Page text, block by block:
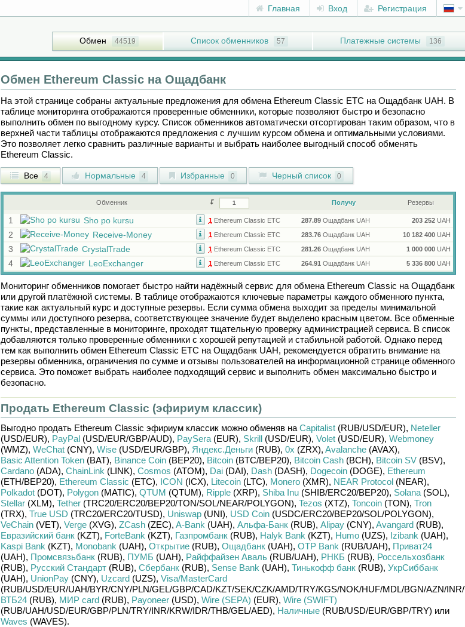
Главная Вход Регистрация
Обмен 44519 Список обменников 57 Платежные системы 136
Обмен Ethereum Classicна Ощадбанк
На этой странице собраны актуальные предложения для обмена Ethereum Classic ETC на Ощадбанк UAH. В
таблице мониторинга отображаются проверенные обменники, которые позволяют быстро и безопасно
выполнить обмен по выгодному курсу. Список обменников автоматически отсортирован таким образом, что в
верхней части таблицы отображаются предложения с лучшим курсом обмена и оптимальными условиями.
Это позволяет легко сравнить различные варианты и выбрать наиболее выгодный способ обменять
Ethereum Classic.
Все 4 Нормальные 4 Избранные 0 Черный список 0
Обменник Получу Резервы
1 Sho po kursu 1Ethereum Classic ETC 287.89Ощадбанк UAH 203 252UAH
2 Receive-Money 1Ethereum Classic ETC 283.76Ощадбанк UAH 10 182 400UAH
3 CrystalTrade 1Ethereum Classic ETC 281.26Ощадбанк UAH 1 000 000UAH
4 LeoExchanger 1Ethereum Classic ETC 264.91 Ощадбанк UAH 5 336 800UAH
Мониторинг обменников помогает быстро найти надёжный сервис для обмена Ethereum Classic на Ощадбанк
или другой платёжной системы. В таблице отображаются ключевые параметры каждого обменного пункта,
такие как актуальный курс и доступные резервы. Если сумма обмена выходит за пределы минимальной
суммы или доступного резерва, соответствующее значение будет выделено красным цветом. Все обменные
пункты, представленные в мониторинге, проходят тщательную проверку администрацией сервиса. В список
добавляются только проверенные обменники с хорошей репутацией и стабильной работой. Однако перед
тем как выполнить обмен Ethereum Classic ETC на Ощадбанк UAH, рекомендуется обратить внимание на
резервы обменника, ограничения по сумме и отзывы пользователей на информационной странице обменного
сервиса. Это поможет выбрать наиболее подходящий сервис и выполнить обмен максимально быстро и
безопасно.
Продать Ethereum Classic (эфириум классик)
Выгодно продать Ethereum Classic эфириум классикможно обменяв на Capitalist(RUB/USD/EUR), Neteller
(USD/EUR), PayPal(USD/EUR/GBP/AUD), PaySera(EUR), Skrill(USD/EUR), Volet(USD/EUR), Webmoney
(WMZ), WeChat(CNY), Wise(USD/EUR/GBP), Яндекс.Деньги(RUB), 0x (ZRX), Avalanche(AVAX),
Basic Attention Token(BAT), Binance Coin(BEP20), Bitcoin(BTC/BEP20), Bitcoin Cash(BCH), Bitcoin SV(BSV),
Cardano(ADA), ChainLink (LINK), Cosmos (ATOM), Dai(DAI), Dash(DASH), Dogecoin(DOGE), Ethereum
(ETH/BEP20), Ethereum Classic (ETC), ICON (ICX), Litecoin(LTC), Monero(XMR), NEAR Protocol(NEAR),
Polkadot(DOT), Polygon(MATIC), QTUM (QTUM), Ripple(XRP), Shiba Inu(SHIB/ERC20/BEP20), Solana(SOL),
Stellar(XLM), Tether(TRC20/ERC20/BEP20/TON/SOL/NEAR/POLYGON), Tezos (XTZ), Toncoin(TON), Tron
(TRX), True USD (TRC20/ERC20/TUSD), Uniswap(UNI), USD Coin(USDC/ERC20/BEP20/SOL/POLYGON),
VeChain(VET), Verge(XVG), ZCash(ZEC), A-Bank (UAH), Альфа-Банк(RUB), Alipay(CNY), Avangard(RUB),
Евразийский банк(KZT), ForteBank (KZT), Газпромбанк(RUB), Halyk Bank (KZT), Humo(UZS), Izibank (UAH),
Kaspi Bank (KZT), Monobank (UAH), Открытие(RUB), Ощадбанк(UAH), OTP Bank (RUB/UAH), Приват24
(UAH), Промсвязьбанк(RUB), ПУМБ (UAH), Райффайзен Аваль(RUB/UAH), РНКБ (RUB), Россельхозбанк
(RUB), Русский Стандарт(RUB), Сбербанк(RUB), Sense Bank (UAH), Тинькофф банк(RUB), УкрСиббанк
(UAH), UnionPay(CNY), Uzcard(UZS), Visa/MasterCard
(RUB/USD/EUR/UAH/BYR/CNY/PLN/GEL/GBP/CAD/KZT/SEK/CZK/AMD/TRY/KGS/NOK/HUF/MDL/BGN/AZN/INR/
ВТБ24(RUB), МИР card(RUB), Payoneer(USD), Wire (SEPA) (EUR), Wire (SWIFT)
(RUB/UAH/USD/EUR/GBP/PLN/TRY/INR/KRW/IDR/THB/GEL/AED), Наличные(RUB/USD/EUR/GBP/TRY) или
Waves (WAVES).